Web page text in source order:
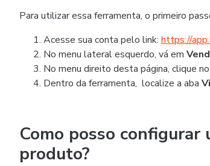
Para utilizar essa ferramenta, o primeiro
Acesse sua conta pelo link: https://
No menu lateral esquerdo, vá em
No menu direito desta página, clique
Dentro da ferramenta, localize a aba
Como posso configurar
produto?